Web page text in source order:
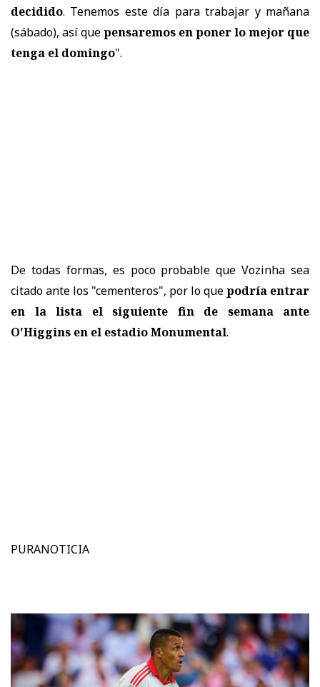
decidido. Tenemos este día para trabajar y mañana
(sábado), así quepensaremos en poner lo mejor que
tenga el domingo".
De todas formas, es poco probable que Vozinha sea
citado ante los "cementeros", por lo quepodría entrar
en la lista el siguiente fin de semana ante
O'Higgins en el estadio Monumental.
PURANOTICIA